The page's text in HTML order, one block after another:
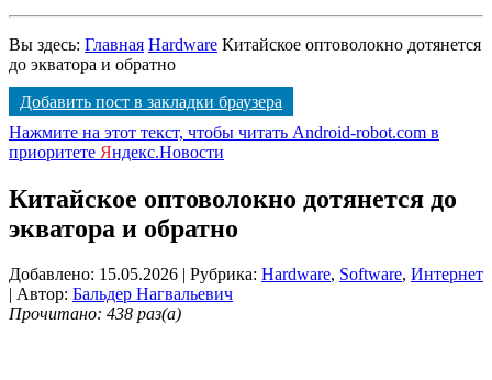
Вы здесь: Главная Hardware Китайское оптоволокно дотянется
до экватора и обратно
Добавить пост в закладки браузера
Нажмите на этот текст, чтобы читать Android-robot.com в
приоритете Яндекс.Новости
Китайское оптоволокно дотянется до
экватора и обратно
Добавлено: 15.05.2026 | Рубрика: Hardware, Software, Интернет
| Автор: Бальдер Нагвальевич
Прочитано: 438 раз(а)